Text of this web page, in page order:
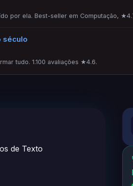
por ela. Best-seller em Computação,
século
tudo. 1.100 avaliações ★4.6.
de Texto